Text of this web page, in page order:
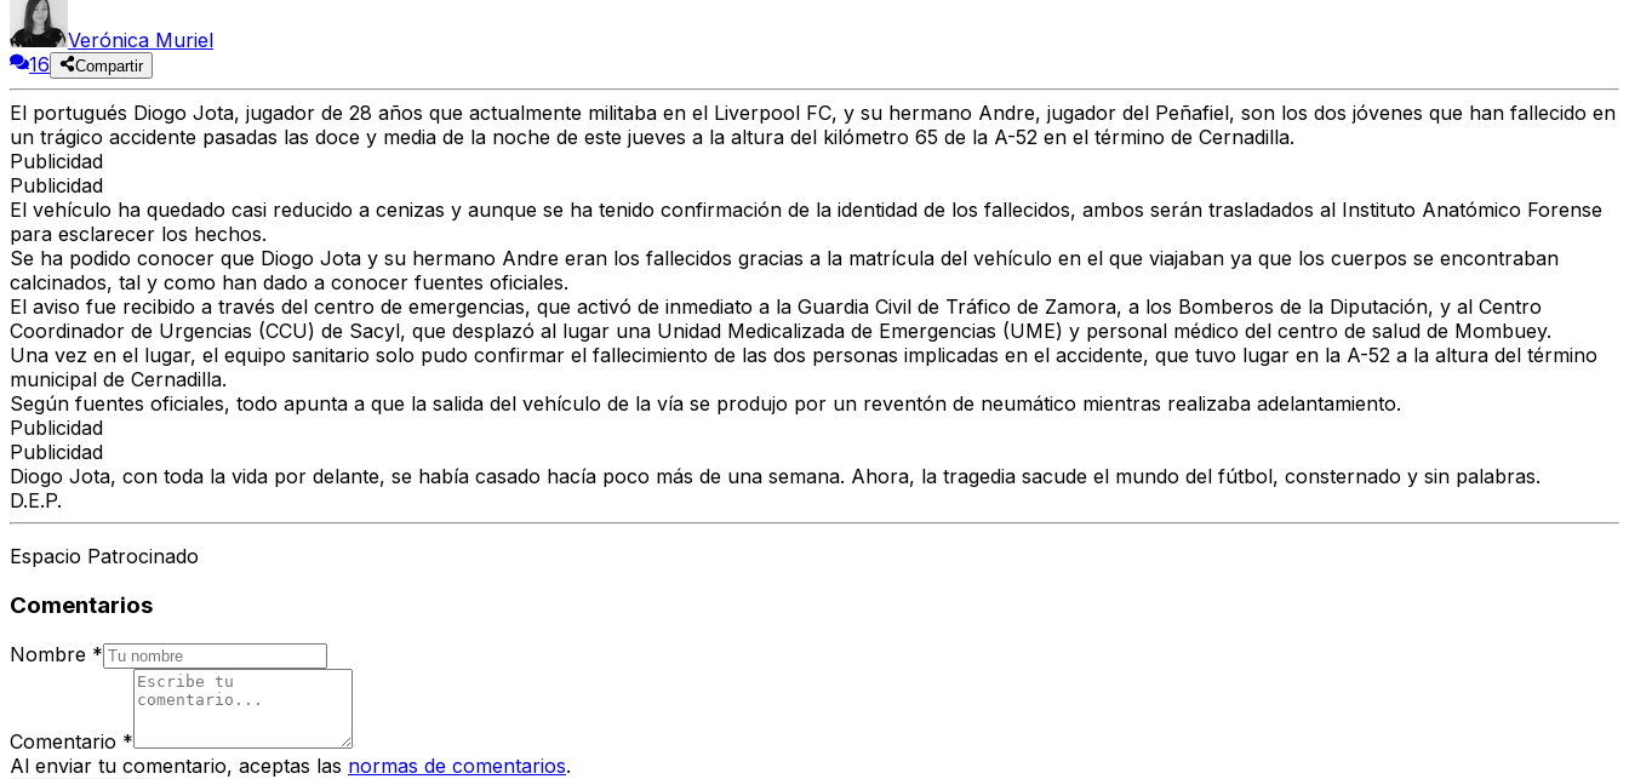
Verónica Muriel
16
Compartir
El portugués Diogo Jota, jugador de 28 años que actualmente militaba en el Liverpool FC, y su hermano Andre, jugador del Peñafiel, son los dos jóvenes que han fallecido en
un trágico accidente pasadas las doce y media de la noche de este jueves a la altura del kilómetro 65 de la A-52 en el término de Cernadilla.
Publicidad
Publicidad
El vehículo ha quedado casi reducido a cenizas y aunque se ha tenido confirmación de la identidad de los fallecidos, ambos serán trasladados al Instituto Anatómico Forense
para esclarecer los hechos.
Se ha podido conocer que Diogo Jota y su hermano Andre eran los fallecidos gracias a la matrícula del vehículo en el que viajaban ya que los cuerpos se encontraban
calcinados, tal y como han dado a conocer fuentes oficiales.
El aviso fue recibido a través del centro de emergencias, que activó de inmediato a la Guardia Civil de Tráfico de Zamora, a los Bomberos de la Diputación, y al Centro
Coordinador de Urgencias (CCU) de Sacyl, que desplazó al lugar una Unidad Medicalizada de Emergencias (UME) y personal médico del centro de salud de Mombuey.
Una vez en el lugar, el equipo sanitario solo pudo confirmar el fallecimiento de las dos personas implicadas en el accidente, que tuvo lugar en la A-52 a la altura del término
municipal de Cernadilla.
Según fuentes oficiales, todo apunta a que la salida del vehículo de la vía se produjo por un reventón de neumático mientras realizaba adelantamiento.
Publicidad
Publicidad
Diogo Jota, con toda la vida por delante, se había casado hacía poco más de una semana. Ahora, la tragedia sacude el mundo del fútbol, consternado y sin palabras.
D.E.P.
Espacio Patrocinado
Comentarios
Nombre *
Comentario *
Al enviar tu comentario, aceptas las normas de comentarios.